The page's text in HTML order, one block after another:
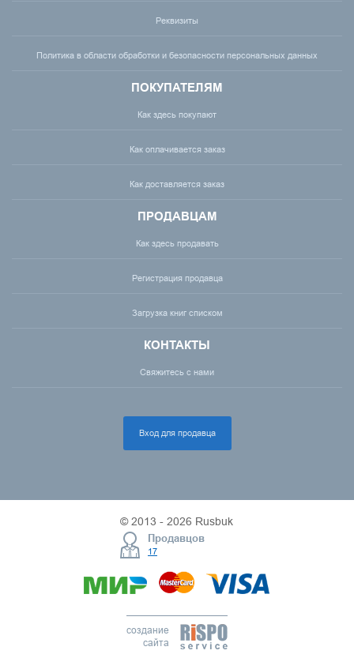
Реквизиты
Политика в области обработки и безопасности персональных данных
ПОКУПАТЕЛЯМ
Как здесь покупают
Как оплачивается заказ
Как доставляется заказ
ПРОДАВЦАМ
Как здесь продавать
Регистрация продавца
Загрузка книг списком
КОНТАКТЫ
Свяжитесь с нами
Вход для продавца
© 2013 - 2026 Rusbuk
Продавцов
17
создание
сайта